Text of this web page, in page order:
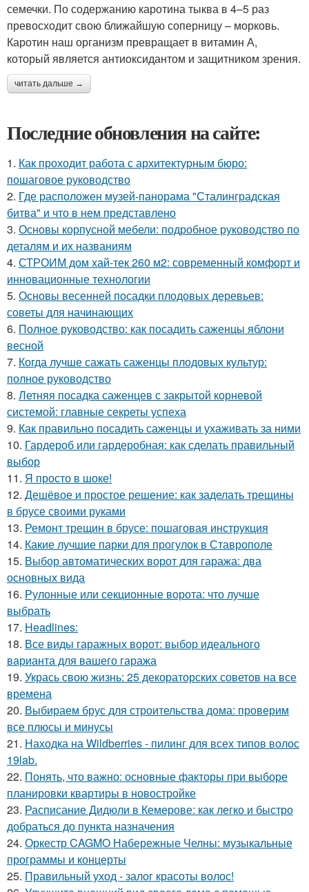
семечки. По содержанию каротина тыква в 4–5 раз
превосходит свою ближайшую соперницу – морковь.
Каротин наш организм превращает в витамин А,
который является антиоксидантом и защитником зрения.
читать дальше →
Последние обновления на сайте:
1. Как проходит работа с архитектурным бюро:
пошаговое руководство
2. Где расположен музей-панорама "Сталинградская
битва" и что в нем представлено
3. Основы корпусной мебели: подробное руководство по
деталям и их названиям
4. СТРОИМ дом хай-тек 260 м2: современный комфорт и
инновационные технологии
5. Основы весенней посадки плодовых деревьев:
советы для начинающих
6. Полное руководство: как посадить саженцы яблони
весной
7. Когда лучше сажать саженцы плодовых культур:
полное руководство
8. Летняя посадка саженцев с закрытой корневой
системой: главные секреты успеха
9. Как правильно посадить саженцы и ухаживать за ними
10. Гардероб или гардеробная: как сделать правильный
выбор
11. Я просто в шоке!
12. Дешёвое и простое решение: как заделать трещины
в брусе своими руками
13. Ремонт трещин в брусе: пошаговая инструкция
14. Какие лучшие парки для прогулок в Ставрополе
15. Выбор автоматических ворот для гаража: два
основных вида
16. Рулонные или секционные ворота: что лучше
выбрать
17. Headlines:
18. Все виды гаражных ворот: выбор идеального
варианта для вашего гаража
19. Укрась свою жизнь: 25 декораторских советов на все
времена
20. Выбираем брус для строительства дома: проверим
все плюсы и минусы
21. Находка на Wildberries - пилинг для всех типов волос
19lab.
22. Понять, что важно: основные факторы при выборе
планировки квартиры в новостройке
23. Расписание Дидюли в Кемерове: как легко и быстро
добраться до пункта назначения
24. Оркестр CAGMO Набережные Челны: музыкальные
программы и концерты
25. Правильный уход - залог красоты волос!